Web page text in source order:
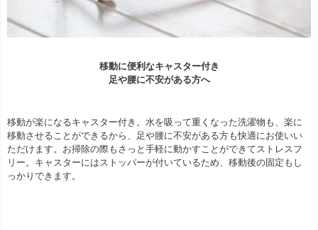
移動に便利なキャスター付き
足や腰に不安がある方へ
移動が楽になるキャスター付き。水を吸って重くなった洗濯物も、楽に
移動させることができるから、足や腰に不安がある方も快適にお使いい
ただけます。お掃除の際もさっと手軽に動かすことができてストレスフ
リー。キャスターにはストッパーが付いているため、移動後の固定もし
っかりできます。